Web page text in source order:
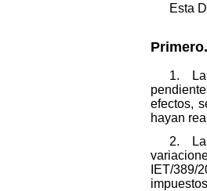
Esta
1. La
efectos,
hayan
2.
IET/389/